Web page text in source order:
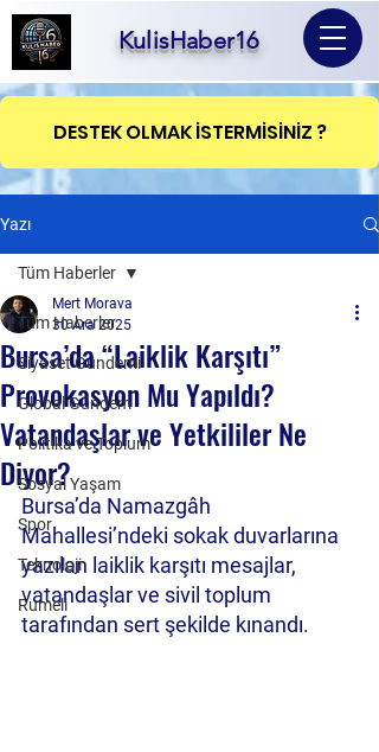
KulisHaber16
DESTEK OLMAK İSTERMİSİNİZ ?
Yazı
Tüm Haberler
Siyaset Gündemi
Global Gündem
Politika ve Toplum
Sosyal Yaşam
Spor
Teknoloji
Rumeli
Tüm Haberler
Bursa’da “Laiklik Karşıtı”
Provokasyon Mu Yapıldı?
Vatandaşlar ve Yetkililer Ne
Diyor?
Mert Morava
30 Ara 2025
Bursa’da Namazgâh
Mahallesi’ndeki sokak duvarlarına
yazılan laiklik karşıtı mesajlar,
vatandaşlar ve sivil toplum
tarafından sert şekilde kınandı.